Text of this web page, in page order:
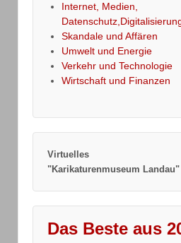
Internet, Medien,
Skandale und Affären
Umwelt und Energie
Verkehr und Technologie
Wirtschaft und Finanzen
Virtuelles
"Karikaturenmuseum Landau"
Das Beste aus